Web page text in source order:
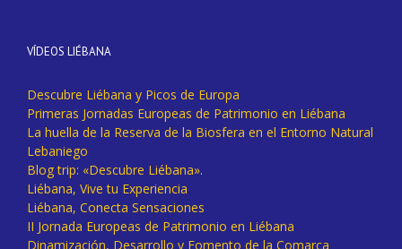
VÍDEOS LIÉBANA
Descubre Liébana y Picos de Europa
Primeras Jornadas Europeas de Patrimonio en Liébana
La huella de la Reserva de la Biosfera en el Entorno Natural
Lebaniego
Blog trip: «Descubre Liébana».
Liébana, Vive tu Experiencia
Liébana, Conecta Sensaciones
II Jornada Europeas de Patrimonio en Liébana
Dinamización, Desarrollo y Fomento de la Comarca